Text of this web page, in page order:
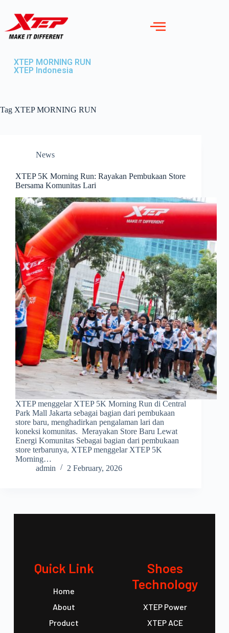
XTEP MORNING RUN
XTEP Indonesia
Tag XTEP MORNING RUN
News
XTEP 5K Morning Run: Rayakan Pembukaan Store
Bersama Komunitas Lari
XTEP menggelar XTEP 5K Morning Run di Central
Park Mall Jakarta sebagai bagian dari pembukaan
store baru, menghadirkan pengalaman lari dan
koneksi komunitas. Merayakan Store Baru Lewat
Energi Komunitas Sebagai bagian dari pembukaan
store terbarunya, XTEP menggelar XTEP 5K
Morning…
admin
2 February, 2026
Quick Link
Home
About
Product
Shoes
Technology
XTEP Power
XTEP ACE